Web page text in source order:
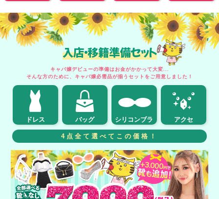
入店・移籍準備セット
キャバ嬢デビューの準備はお金がかかって大変...
そんな方のために、キャバ嬢必需品が揃うセットをご用意しました！
ドレス バッグ シリコンブラ アクセ
4点全て選べてこの価格！